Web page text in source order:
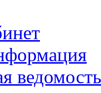
ведомость